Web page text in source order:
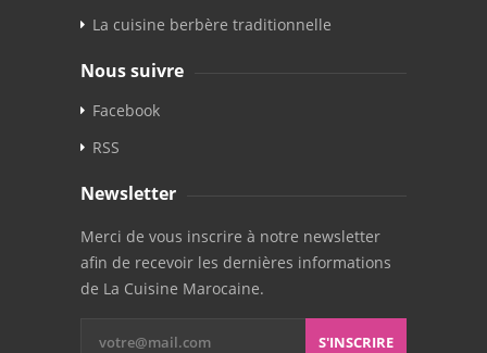
La cuisine berbère traditionnelle
Nous suivre
Facebook
RSS
Newsletter
Merci de vous inscrire à notre newsletter
afin de recevoir les dernières informations
de La Cuisine Marocaine.
S'INSCRIRE